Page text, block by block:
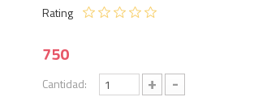
Rating
750
Cantidad: + -